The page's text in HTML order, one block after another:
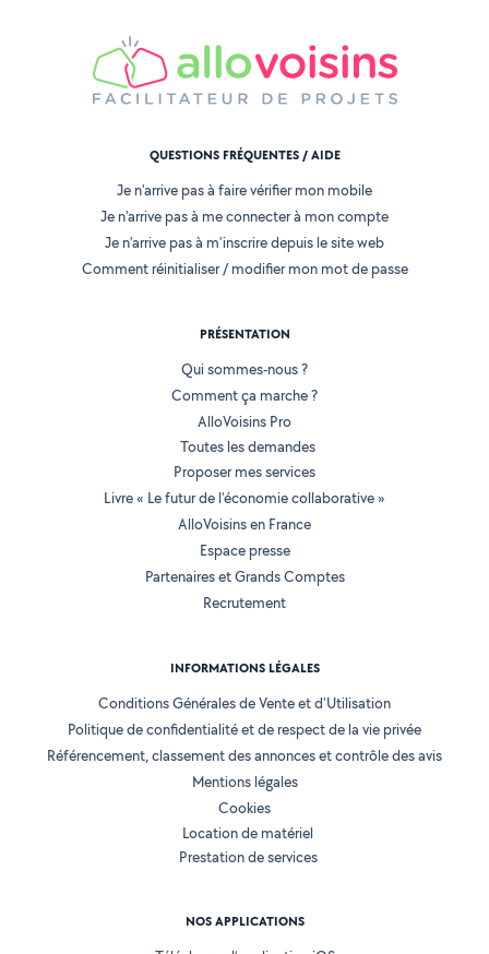
QUESTIONS FRÉQUENTES / AIDE
Je n'arrive pas à faire vérifier mon mobile
Je n'arrive pas à me connecter à mon compte
Je n'arrive pas à m'inscrire depuis le site web
Comment réinitialiser / modifier mon mot de passe
PRÉSENTATION
Qui sommes-nous ?
Comment ça marche ?
AlloVoisins Pro
Toutes les demandes
Proposer mes services
Livre « Le futur de l'économie collaborative »
AlloVoisins en France
Espace presse
Partenaires et Grands Comptes
Recrutement
INFORMATIONS LÉGALES
Conditions Générales de Vente et d'Utilisation
Politique de confidentialité et de respect de la vie privée
Référencement, classement des annonces et contrôle des avis
Mentions légales
Cookies
Location de matériel
Prestation de services
NOS APPLICATIONS